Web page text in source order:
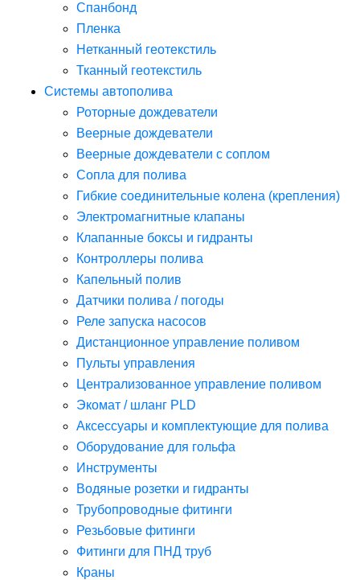
Спанбонд
Пленка
Нетканный геотекстиль
Тканный геотекстиль
Системы автополива
Роторные дождеватели
Веерные дождеватели
Веерные дождеватели с соплом
Сопла для полива
Гибкие соединительные колена (крепления)
Электромагнитные клапаны
Клапанные боксы и гидранты
Контроллеры полива
Капельный полив
Датчики полива / погоды
Реле запуска насосов
Дистанционное управление поливом
Пульты управления
Централизованное управление поливом
Экомат / шланг PLD
Аксессуары и комплектующие для полива
Оборудование для гольфа
Инструменты
Водяные розетки и гидранты
Трубопроводные фитинги
Резьбовые фитинги
Фитинги для ПНД труб
Краны